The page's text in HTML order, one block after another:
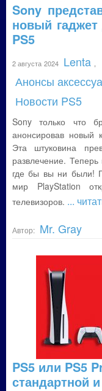
Sony
новый
PS5
2 августа 2024 Lenta
Анонсы
Новости PS5
Sony только что
анонсировав новый
Эта штуковина
развлечение.
где бы вы ни были!
мир PlayStation
телевизоров. ...
Автор: Mr. Gray
PS5 или PS5
стандартной